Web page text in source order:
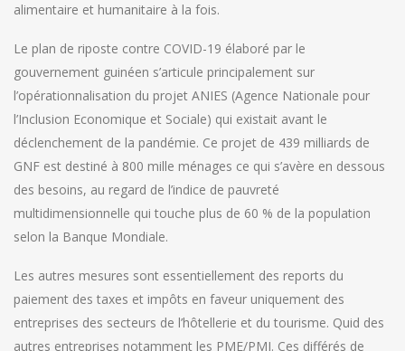
alimentaire et humanitaire à la fois.
Le plan de riposte contre COVID-19 élaboré par le
gouvernement guinéen s’articule principalement sur
l’opérationnalisation du projet ANIES (Agence Nationale pour
l’Inclusion Economique et Sociale) qui existait avant le
déclenchement de la pandémie. Ce projet de 439 milliards de
GNF est destiné à 800 mille ménages ce qui s’avère en dessous
des besoins, au regard de l’indice de pauvreté
multidimensionnelle qui touche plus de 60 % de la population
selon la Banque Mondiale.
Les autres mesures sont essentiellement des reports du
paiement des taxes et impôts en faveur uniquement des
entreprises des secteurs de l’hôtellerie et du tourisme. Quid des
autres entreprises notamment les PME/PMI. Ces différés de